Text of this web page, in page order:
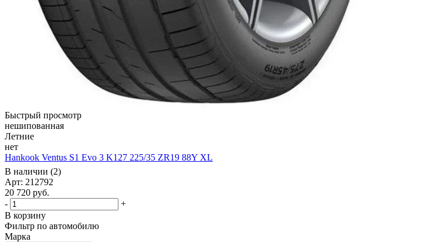
Быстрый просмотр
нешипованная
Летние
нет
Hankook Ventus S1 Evo 3 K127 225/35 ZR19 88Y XL
В наличии (2)
Арт: 212792
20 720 руб.
-
+
В корзину
Фильтр по автомобилю
Марка